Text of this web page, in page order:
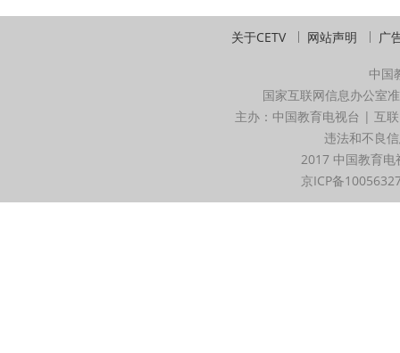
关于CETV 网站声明 广
中国
国家互联网信息办公室
主办：中国教育电视台 | 互
违法和不良
2017 中国教育
京ICP备